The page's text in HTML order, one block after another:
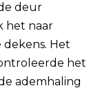
deur
het naar
Het
het
ademhaling